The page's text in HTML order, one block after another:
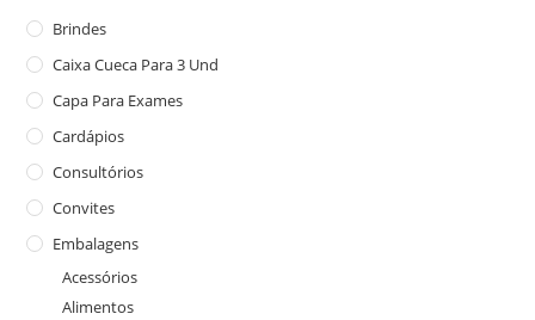
Brindes
Caixa Cueca Para 3 Und
Capa Para Exames
Cardápios
Consultórios
Convites
Embalagens
Acessórios
Alimentos